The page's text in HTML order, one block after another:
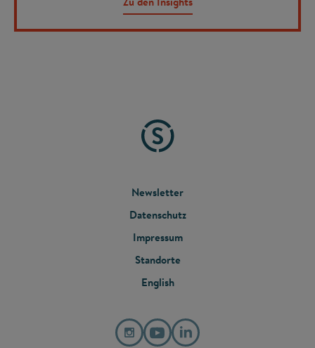
FOOTER
MENU
Newsletter
Datenschutz
Impressum
Standorte
English